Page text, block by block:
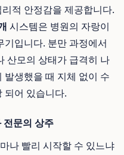
적 안정감을 제공합니다.
시스템은 병원의 자랑이
입니다. 분만 과정에서
산모의 상태가 급격히 나
발생했을 때 지체 없이 수
되어 있습니다.
전문의 상주
나 빨리 시작할 수 있느냐